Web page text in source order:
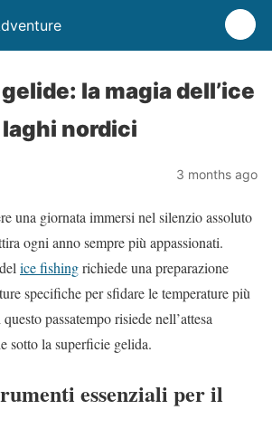
la magia dell’ice
nordici
3 months ago
una giornata immersi nel silenzio assoluto
ogni anno sempre più appassionati.
ice fishingrichiede una preparazione
specifiche per sfidare le temperature più
passatempo risiede nell’attesa
sotto la superficie gelida.
essenziali per il